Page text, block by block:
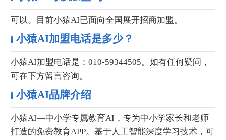
可以。目前小猿AI已面向全国展开招商加盟。
小猿AI加盟电话是多少？
小猿AI加盟电话是：010-59344505。如有任何疑问，
可在下方留言咨询。
小猿AI品牌介绍
小猿AI—中小学专属教育AI，专为中小学家长和老师
打造的免费教育APP。基于人工智能深度学习技术，可